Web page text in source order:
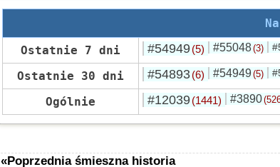
Ostatnie 7 dni
#54949 (5) #55048(3)
Ostatnie 30 dni #54893 (6) #54949(5)
Ogólnie #12039 (1441) #3890
«Poprzednia śmieszna historia